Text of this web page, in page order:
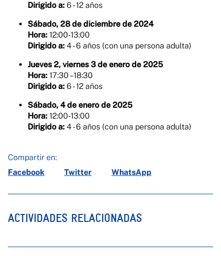
Dirigido a: 6 - 12 años
Sábado, 28 de diciembre de 2024
Hora: 12:00-13:00
Dirigido a: 4 - 6 años (con una persona adulta)
Jueves 2, viernes 3 de enero de 2025
Hora: 17:30 –18:30
Dirigido a: 6 - 12 años
Sábado, 4 de enero de 2025
Hora: 12:00-13:00
Dirigido a: 4 - 6 años (con una persona adulta)
Compartir en:
Facebook
Twitter WhatsApp
ACTIVIDADES RELACIONADAS